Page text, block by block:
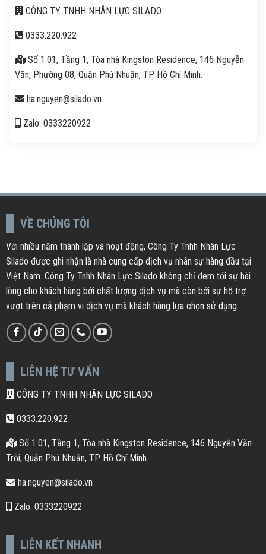
CÔNG TY TNHH NHÂN LỰC SILADO
0333.220.922
Số 1.01, Tầng 1, Tòa nhà Kingston Residence, 146 Nguyễn
Văn, Phường 08, Quận Phú Nhuận, TP Hồ Chí Minh.
ha.nguyen@silado.vn
Zalo: 0333220922
VỀ CHÚNG TÔI
Với nhiều năm thành lập và hoạt động, Công Ty Tnhh Nhân Lực
Silado được ghi nhận là nhà cung cấp dịch vụ nhân sự hàng đầu tại
Việt Nam. Công Ty Tnhh Nhân Lực Silado không chỉ đem tới sự hài
lòng cho khách hàng bởi chất lượng dịch vụ mà còn bởi sự hỗ trợ
vượt trên cả phạm vi dịch vụ mà khách hàng lựa chọn sử dụng.
LIÊN HỆ TƯ VẤN
CÔNG TY TNHH NHÂN LỰC SILADO
0333.220.922
Số 1.01, Tầng 1, Tòa nhà Kingston Residence, 146 Nguyễn Văn
Trỗi, Quận Phú Nhuận, TP Hồ Chí Minh.
ha.nguyen@silado.vn
Zalo: 0333220922
LIÊN KẾT NHANH